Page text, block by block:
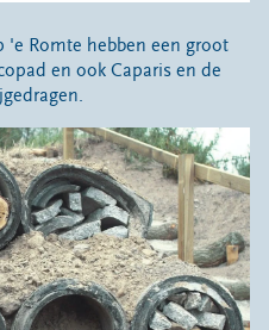
'e Romte hebben een groot
en ook Caparis en de